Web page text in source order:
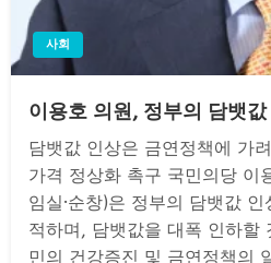
사회
이용호 의원, 정부의 담뱃
담뱃값 인상은 금연정책에 가
가격 정상화 촉구 국민의당 이
임실·순창)은 정부의 담뱃값
적하며, 담뱃값을 대폭 인하할
민의 건강증진 및 금연정책의